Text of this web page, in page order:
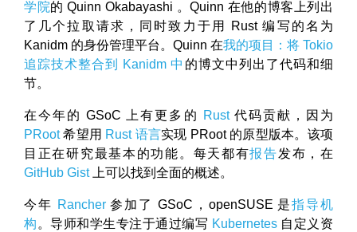
学院的 Quinn Okabayashi 。Quinn 在他的博客上列出
了几个拉取请求，同时致力于用 Rust 编写的名为
Kanidm 的身份管理平台。Quinn 在我的项目：将 Tokio
追踪技术整合到 Kanidm 中 的博文中列出了代码和细
节。
在今年的 GSoC 上有更多的 Rust代码贡献，因为
PRoot希望用 Rust 语言实现 PRoot 的原型版本。该项
目正在研究最基本的功能。每天都有报告发布，在
GitHub Gist上可以找到全面的概述。
今年 Rancher参加了 GSoC，openSUSE 是指导机
构 。导师和学生专注于通过编写 Kubernetes自定义资